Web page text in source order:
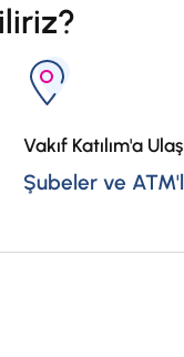
Vakıf Katılım'a
Şubeler ve